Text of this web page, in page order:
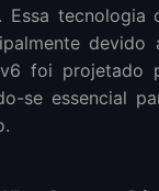
Essa
foi
se essencial